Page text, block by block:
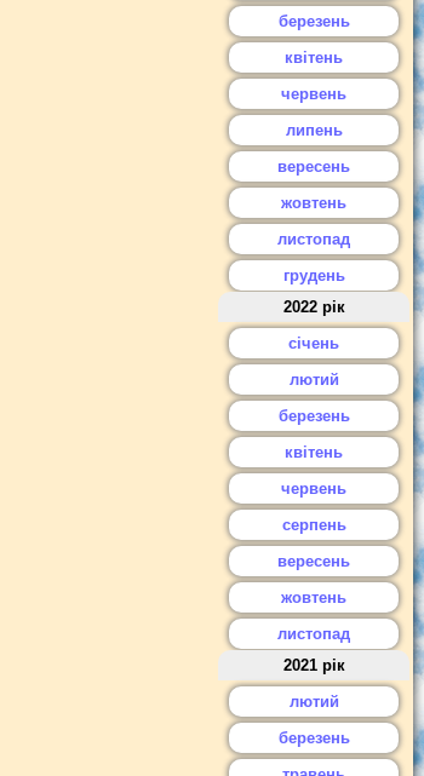
березень
квітень
червень
липень
вересень
жовтень
листопад
грудень
2022 рік
січень
лютий
березень
квітень
червень
серпень
вересень
жовтень
листопад
2021 рік
лютий
березень